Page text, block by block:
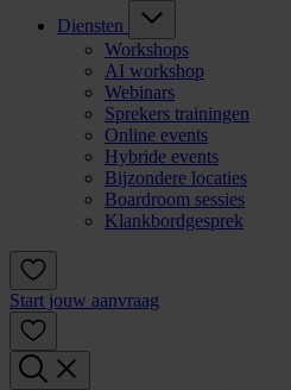
Diensten
Workshops
AI workshop
Webinars
Sprekers trainingen
Online events
Hybride events
Bijzondere locaties
Boardroom sessies
Klankbordgesprek
Start jouw aanvraag